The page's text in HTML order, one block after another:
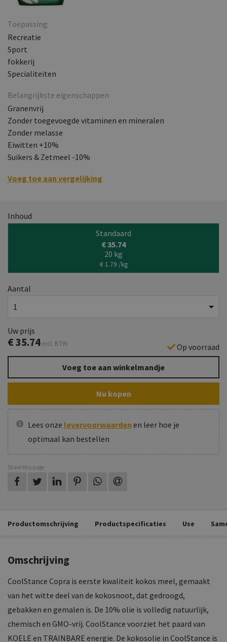
Toepassing
Recreatie
Sport
fokkerij
Specialiteiten
Belangrijkste eigenschappen
Granenvrij
Zonder toegevoegde vitaminen en mineralen
Zonder melasse
Eiwitten +10%
Suikers & Zetmeel -10%
Voeg toe aan vergelijking
Inhoud
Standaard
€ 35.74
20 kg
€ 1.79 /kg
Aantal
Uw prijs
€35.74 incl. BTW
Op voorraad
Voeg toe aan winkelmandje
Nu kopen
Lees onze levervoorwaarden en leer hoe je
optimaal kan bestellen
Share this page
on Facebookon Twitteron LinkedInon Pintereston WhatsApp
Productomschrijving Productspecificaties Use
Omschrijving
CoolStance Copra is eerste kwaliteit kokos meel, gemaakt
van het witte deel van de kokosnoot, dat gedroogd,
gebakken en gemalen is. De 10% olie is volledig natuurlijk,
chemisch en GMO-vrij. CoolStance voorziet het paard van
KOELE en TRAINBARE energie. De kokosolie in CoolStance is